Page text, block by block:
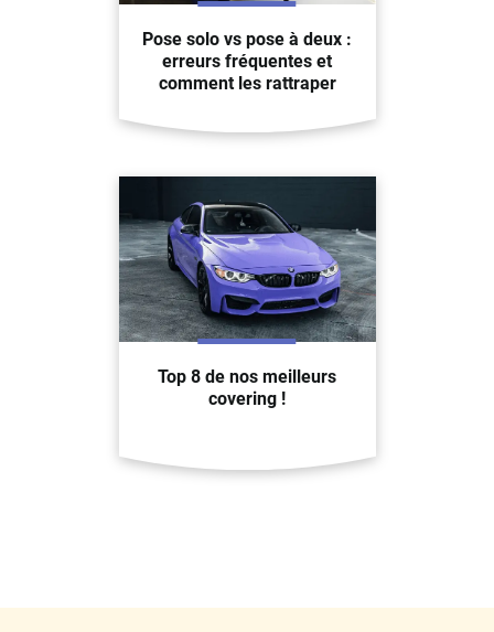
Pose solo vs pose à deux :
erreurs fréquentes et
comment les rattraper
Top 8 de nos meilleurs
covering !